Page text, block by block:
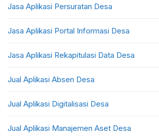
Jasa Aplikasi Persuratan Desa
Jasa Aplikasi Portal Informasi Desa
Jasa Aplikasi Rekapitulasi Data Desa
Jual Aplikasi Absen Desa
Jual Aplikasi Digitalisasi Desa
Jual Aplikasi Manajemen Aset Desa